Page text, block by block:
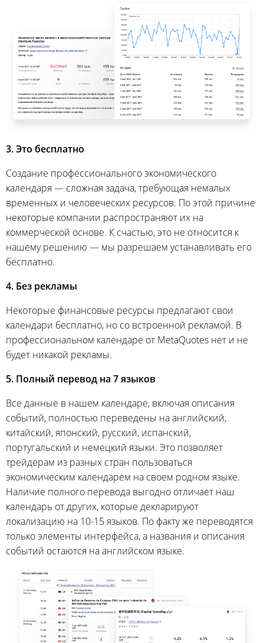
3. Это бесплатно
Создание профессионального экономического
календаря — сложная задача, требующая немалых
временных и человеческих ресурсов. По этой причине
некоторые компании распространяют их на
коммерческой основе. К счастью, это не относится к
нашему решению — мы разрешаем устанавливать его
бесплатно.
4. Без рекламы
Некоторые финансовые ресурсы предлагают свои
календари бесплатно, но со встроенной рекламой. В
профессиональном календаре от MetaQuotes нет и не
будет никакой рекламы.
5. Полный перевод на 7 языков
Все данные в нашем календаре, включая описания
событий, полностью переведены на английский,
китайский, японский, русский, испанский,
португальский и немецкий языки. Это позволяет
трейдерам из разных стран пользоваться
экономическим календарем на своем родном языке.
Наличие полного перевода выгодно отличает наш
календарь от других, которые декларируют
локализацию на 10-15 языков. По факту же переводятся
только элементы интерфейса, а названия и описания
событий остаются на английском языке.